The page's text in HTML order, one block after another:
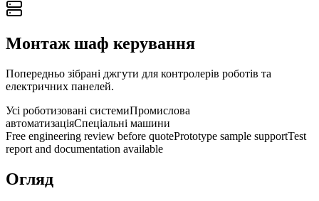
Монтаж шаф керування
Попередньо зібрані джгути для контролерів роботів та
електричних панелей.
Усі роботизовані системиПромислова
автоматизаціяСпеціальні машини
Free engineering review before quotePrototype sample supportTest
report and documentation available
Огляд